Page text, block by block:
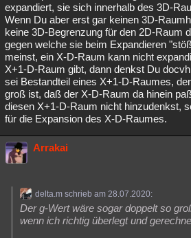
expandiert, sie sich innerhalb des 3D-
Wenn Du aber erst gar keinen 3D-
keine 3D-Begrenzung für den 2D-Raum
gegen welche sie beim Expandieren
meinst, ein X-D-Raum kann nicht
X+1-D-Raum gibt, dann denkst Du
sei Bestandteil eines X+1-D-Raumes,
groß ist, daß der X-D-Raum da hinein
diesen X+1-D-Raum nicht hinzudenkst,
für die Expansion des X-D-Raumes.
Arrakai
delta.m schrieb am 28.07.2020:
Der g-Wert wäre sogar doppelt so
wenn ich richtig überlegt und